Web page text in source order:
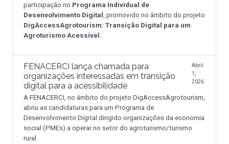
participação no Programa Individual de
Desenvolvimento Digital
, promovido no âmbito do projeto
DigAccessAgrotourism: Transição Digital para um
Agroturismo Acessível
FENACERCI lança chamada para
organizações interessadas em transição
digital para a acessibilidade
Abril
1,
2026
A FENACERCI, no âmbito do projeto DigAccessAgrotourism,
abriu as candidaturas para um Programa de
Desenvolvimento Digital dirigido organizações da economia
social (PMEs) a operar no setor do agroturismo/turismo
rural.